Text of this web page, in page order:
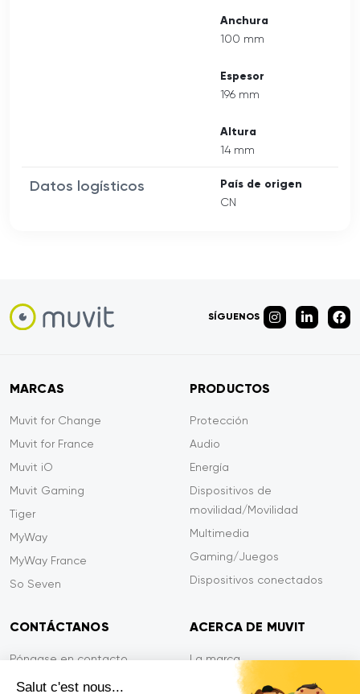
Salut c'est nous...
Anchura
100 mm
Espesor
196 mm
Altura
14 mm
Datos logísticos País de origen
CN
SÍGUENOS
MARCAS
Muvit for Change
Muvit for France
Muvit iO
Muvit Gaming
Tiger
MyWay
MyWay France
So Seven
PRODUCTOS
Protección
Audio
Energía
Dispositivos de
movilidad/Movilidad
Multimedia
Gaming/Juegos
Dispositivos conectados
CONTÁCTANOS
Póngase en contacto
Pago seguro
ACERCA DE MUVIT
La marca
Sala de prensa